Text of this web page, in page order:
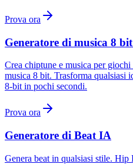
Prova ora
Generatore di musica 8
Crea chiptune e musica per
musica 8 bit. Trasforma qualsiasi
8-bit in pochi secondi.
Prova ora
Generatore di Beat IA
Genera beat in qualsiasi stile.